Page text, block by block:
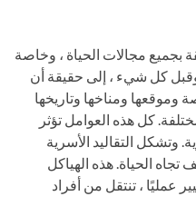
بجميع مجالات الحياة ، وخاصة
وقبل كل شيء ، إلى حقيقة أن
وموقعها ومناخها وتاريخها
كل هذه العوامل تؤثر
وتشكل التقاليد الأسرية
تجاه الحياة. هذه الهياكل
عمليًا ، تنتقل من أفراد